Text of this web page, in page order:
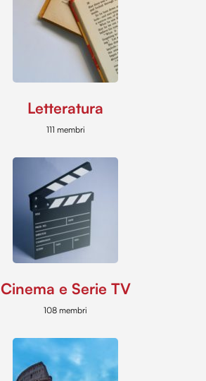
Letteratura
111 membri
Cinema e Serie TV
108 membri